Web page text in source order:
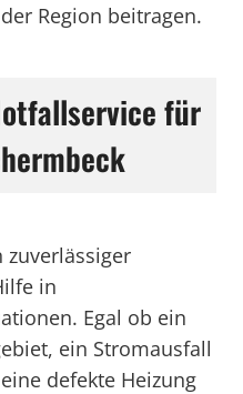
Region beitragen.
für
zuverlässiger
in
Egal ob ein
ein Stromausfall
defekte Heizung